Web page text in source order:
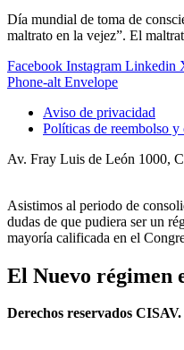
Día mundial de toma de
maltrato en la vejez”. El
Facebook Instagram Linkedin
Phone-alt Envelope
Aviso de privacidad
Políticas de reembolso y
Av. Fray Luis de León 1000,
Asistimos al periodo de
dudas de que pudiera ser un
mayoría calificada en el
El Nuevo régimen
Derechos reservados CISAV.